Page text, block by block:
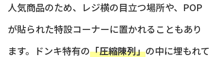
人気商品のため、レジ横の目立つ場所や、POP
が貼られた特設コーナーに置かれることもあり
ます。ドンキ特有の「圧縮陳列」の中に埋もれて